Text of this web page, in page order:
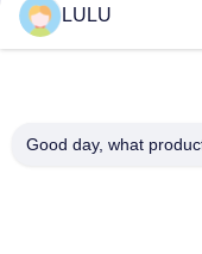
Sistema di passerelle
metallici HJ-1 per
Sistema di
LULU
Good day, what